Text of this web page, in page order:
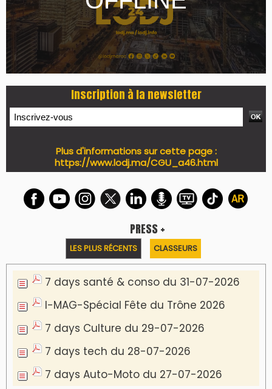
Inscription à la newsletter
Plus d'informations sur cette page :
https://www.lodj.ma/CGU_a46.html
PRESS +
LES PLUS RÉCENTS CLASSEURS
7 days santé & conso du 31-07-2026
I-MAG-Spécial Fête du Trône 2026
7 days Culture du 29-07-2026
7 days tech du 28-07-2026
7 days Auto-Moto du 27-07-2026